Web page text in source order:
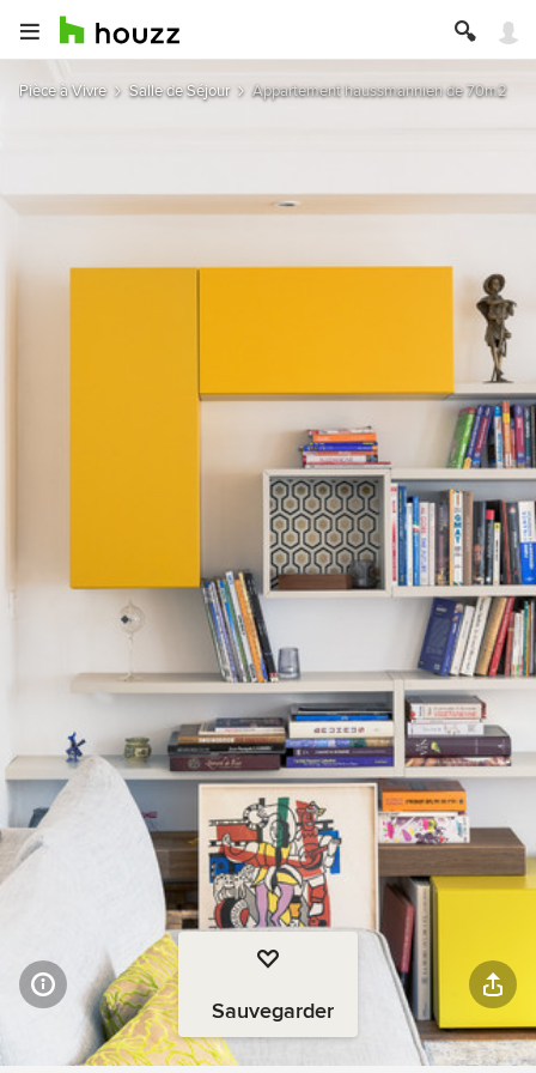
Pièce à Vivre Salle de Séjour Appartement haussmannien de 70m2
Sauvegarder